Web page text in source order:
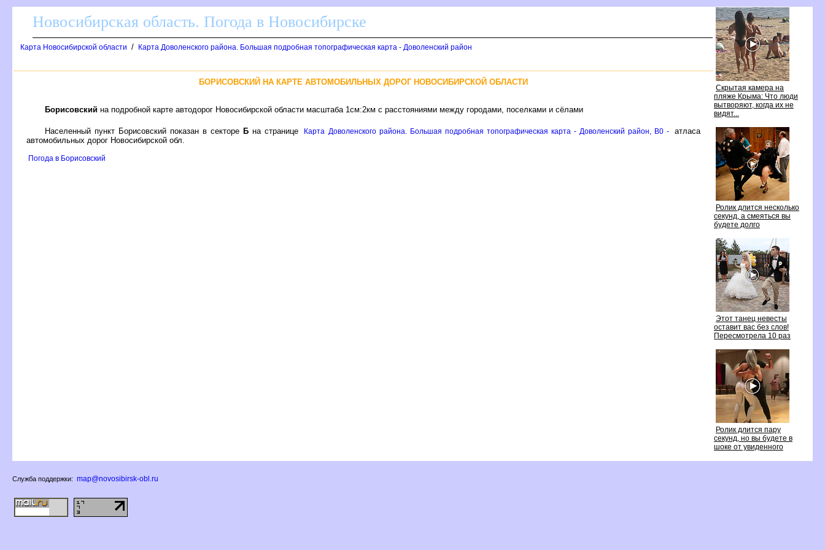
Скрытая камера на
пляже Крыма: Что люди
ытворяют, когда их не
идят...
Ролик длится несколько
секунд, а смеяться вы
удете долго
Этот танец невесты
оставит вас без слов!
Пересмотрела 10 раз
Ролик длится пару
секунд, но вы будете
шоке от увиденного
Новосибирская область. Погода в Новосибирске
Карта Новосибирской области / Карта Доволенского района. Большая подробная топографическая карта - Доволенский район
БОРИСОВСКИЙ НА КАРТЕ АВТОМОБИЛЬНЫХ ДОРОГ НОВОСИБИРСКОЙ ОБЛАСТИ
Борисовский на подробной карте автодорог Новосибирской области масштаба 1см:2км с расстояниями между городами, поселками и сёлами
Населенный пункт Борисовский показан в сектореБ на странице Карта Доволенского района. Большая подробная топографическая карта - Доволенский район, B0 -
атласа
автомобильных дорог Новосибирской обл.
Погода в Борисовский
Служба поддержки: map@novosibirsk-obl.ru